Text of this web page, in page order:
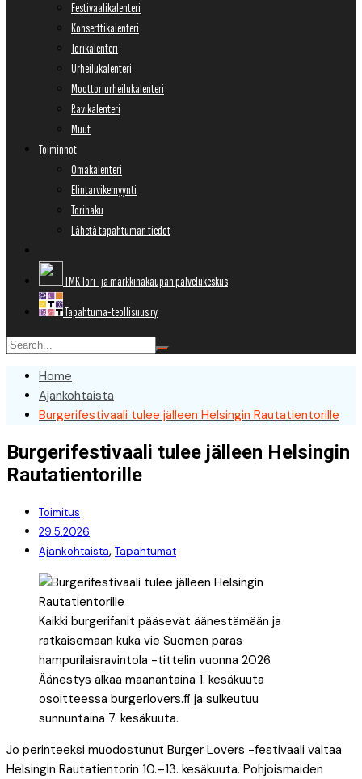
Festivaalikalenteri
Konserttikalenteri
Torikalenteri
Urheilukalenteri
Moottoriurheilukalenteri
Ravikalenteri
Muut
Toiminnot
Omakalenteri
Elintarvikemyynti
Torihaku
Lähetä tapahtuman tiedot
TMK Tori- ja markkinakaupan palvelukeskus
Tapahtuma-teollisuus ry
Home
Ajankohtaista
Burgerifestivaali tulee jälleen Helsingin Rautatientorille
Burgerifestivaali tulee jälleen Helsingin
Rautatientorille
Toimitus
29.5.2026
Ajankohtaista, Tapahtumat
Kaikki burgerifanit pääsevät äänestämään ja
ratkaisemaan kuka vie Suomen paras
hampurilaisravintola -tittelin vuonna 2026.
Äänestys alkaa maanantaina 1. kesäkuuta
osoitteessa burgerlovers.fi ja sulkeutuu
sunnuntaina 7. kesäkuuta.
Jo perinteeksi muodostunut Burger Lovers -festivaali valtaa
Helsingin Rautatientorin 10.–13. kesäkuuta. Pohjoismaiden